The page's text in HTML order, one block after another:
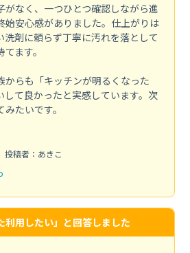
がなく、一つひとつ確認しながら進
始安心感がありました。仕上がりは
洗剤に頼らず丁寧に汚れを落として
ます。
からも「キッチンが明るくなった
して良かったと実感しています。次
たいです。
投稿者：あきこ
利用したい」と回答しました